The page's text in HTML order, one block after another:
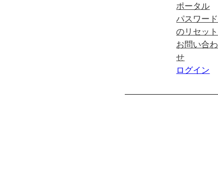
ポータル
パスワード
のリセット
お問い合わ
せ
ログイン